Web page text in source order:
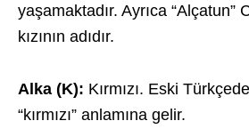
yaşamaktadır. Ayrıca “Alçatun”
kızının adıdır.
Alka (K): Kırmızı. Eski
“kırmızı” anlamına gelir.